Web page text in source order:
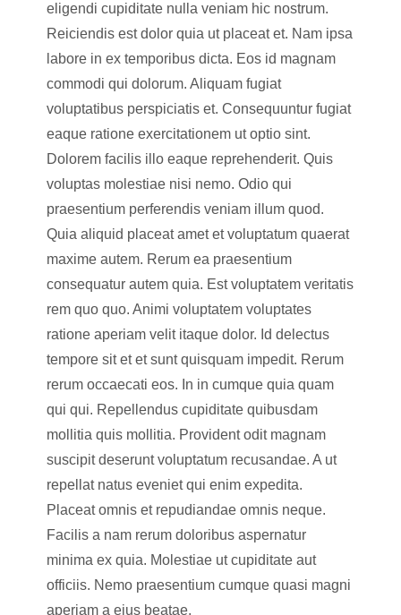
eligendi cupiditate nulla veniam hic nostrum.
Reiciendis est dolor quia ut placeat et. Nam ipsa
labore in ex temporibus dicta. Eos id magnam
commodi qui dolorum. Aliquam fugiat
voluptatibus perspiciatis et. Consequuntur fugiat
eaque ratione exercitationem ut optio sint.
Dolorem facilis illo eaque reprehenderit. Quis
voluptas molestiae nisi nemo. Odio qui
praesentium perferendis veniam illum quod.
Quia aliquid placeat amet et voluptatum quaerat
maxime autem. Rerum ea praesentium
consequatur autem quia. Est voluptatem veritatis
rem quo quo. Animi voluptatem voluptates
ratione aperiam velit itaque dolor. Id delectus
tempore sit et et sunt quisquam impedit. Rerum
rerum occaecati eos. In in cumque quia quam
qui qui. Repellendus cupiditate quibusdam
mollitia quis mollitia. Provident odit magnam
suscipit deserunt voluptatum recusandae. A ut
repellat natus eveniet qui enim expedita.
Placeat omnis et repudiandae omnis neque.
Facilis a nam rerum doloribus aspernatur
minima ex quia. Molestiae ut cupiditate aut
officiis. Nemo praesentium cumque quasi magni
aperiam a eius beatae.